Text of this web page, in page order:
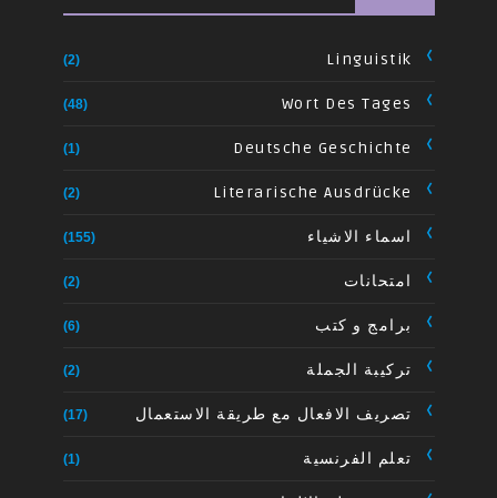
Linguistik
(2)
Wort Des Tages
(48)
Deutsche Geschichte
(1)
Literarische Ausdrücke
(2)
اسماء الاشياء (155)
امتحانات (2)
برامج و كتب (6)
تركيبة الجملة (2)
تصريف الافعال مع طريقة الاستعمال (17)
تعلم الفرنسية (1)